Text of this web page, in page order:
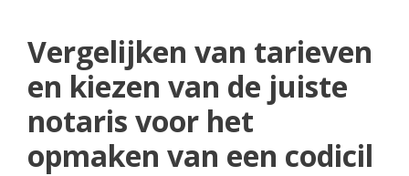
Vergelijken van tarieven
en kiezen van de juiste
notaris voor het
opmaken van een codicil